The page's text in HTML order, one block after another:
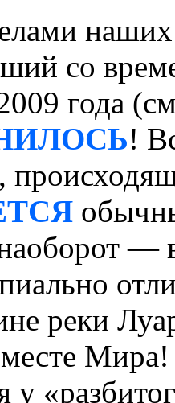
со
года
!
—
реки
Мира!
у